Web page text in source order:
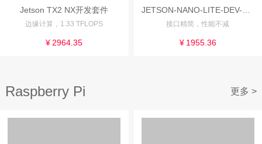
Jetson TX2 NX开发套件
边缘计算，1.33 TFLOPS
¥ 2964.35
JETSON-NANO-LITE-DEV-KIT
接口精简，性能不减
¥ 1955.36
Raspberry Pi 更多 >